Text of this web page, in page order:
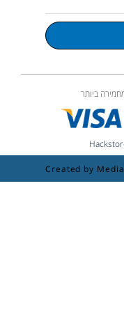
ביותר
Created by